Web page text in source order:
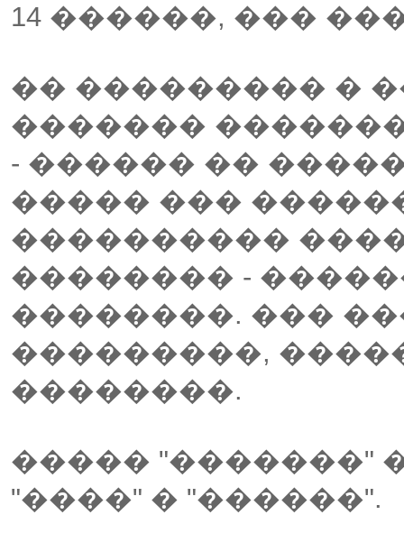
14 ������, ���
�� ��������� �
�������
- ������ ��
����� ���
����������
�������� -
��������. ���
���������,
��������.
����� "�������"
"����" � "������".